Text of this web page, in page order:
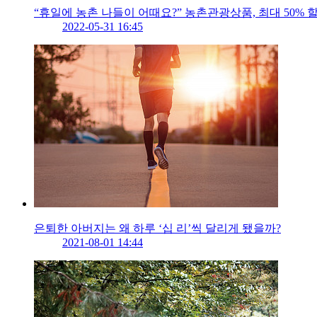
“휴일에 농촌 나들이 어때요?” 농촌관광상품, 최대 50%
2022-05-31 16:45
은퇴한 아버지는 왜 하루 ‘십 리’씩 달리게 됐을까?
2021-08-01 14:44